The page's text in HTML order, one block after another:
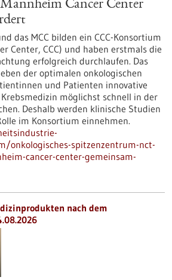
Cancer Center
das MCC bilden ein CCC-Konsortium
Center, CCC) und haben erstmals die
erfolgreich durchlaufen. Das
der optimalen onkologischen
und Patienten innovative
möglichst schnell in der
Deshalb werden klinische Studien
im Konsortium einnehmen.
onkologisches-spitzenzentrum-nct-
cancer-center-gemeinsam-
nach dem